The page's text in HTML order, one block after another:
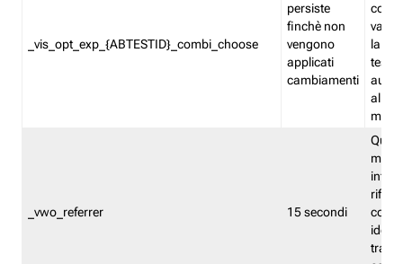
_vis_opt_exp_{ABTESTID}_combi_choose
persiste
finchè non
vengono
applicati
cambiamenti
la
test.
_vwo_referrer 15 secondi